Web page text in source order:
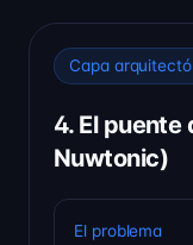
Capa
4. El
Nuwtonic)
El problema